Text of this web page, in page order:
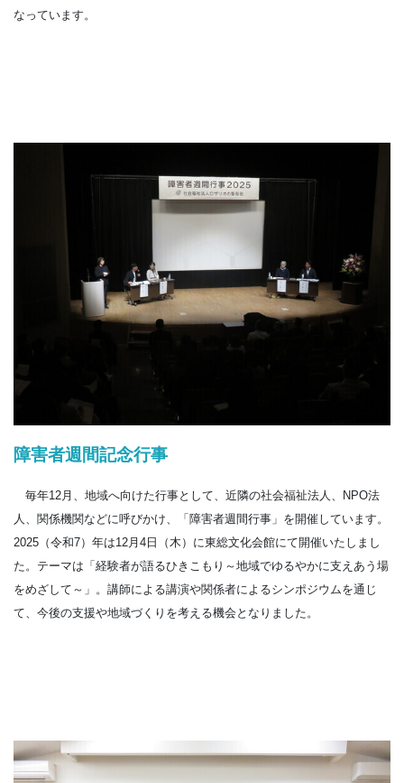
なっています。
障害者週間記念行事
毎年12月、地域へ向けた行事として、近隣の社会福祉法人、NPO法
人、関係機関などに呼びかけ、「障害者週間行事」を開催しています。
2025（令和7）年は12月4日（木）に東総文化会館にて開催いたしまし
た。テーマは「経験者が語るひきこもり～地域でゆるやかに支えあう場
をめざして～」。講師による講演や関係者によるシンポジウムを通じ
て、今後の支援や地域づくりを考える機会となりました。